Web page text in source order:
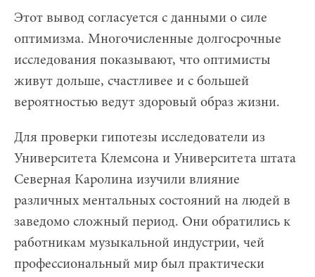
Этот вывод согласуется с данными о силе
оптимизма. Многочисленные долгосрочные
исследования показывают, что оптимисты
живут дольше, счастливее и с большей
вероятностью ведут здоровый образ жизни.
Для проверки гипотезы исследователи из
Университета Клемсона и Университета штата
Северная Каролина изучили влияние
различных ментальных состояний на людей в
заведомо сложный период. Они обратились к
работникам музыкальной индустрии, чей
профессиональный мир был практически